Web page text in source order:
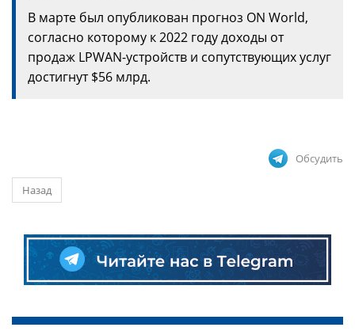
В марте был опубликован прогноз ON World,
согласно которому к 2022 году доходы от
продаж LPWAN-устройств и сопутствующих услуг
достигнут $56 млрд.
Обсудить
Назад